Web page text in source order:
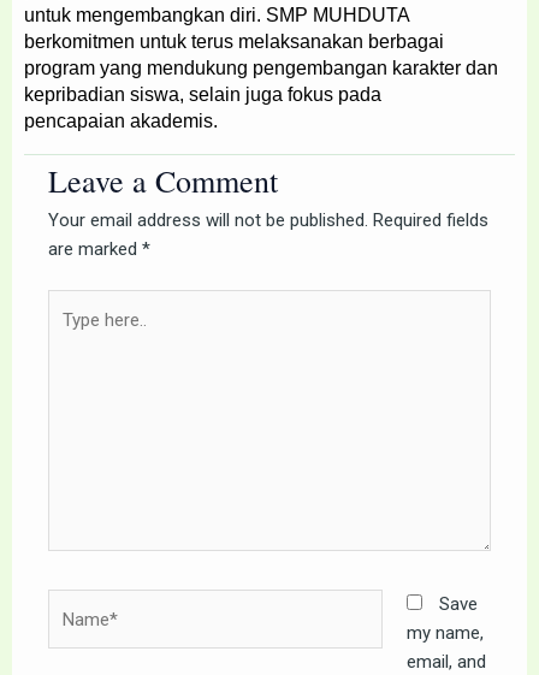
untuk mengembangkan diri. SMP MUHDUTA
berkomitmen untuk terus melaksanakan berbagai
program yang mendukung pengembangan karakter dan
kepribadian siswa, selain juga fokus pada
pencapaian akademis.
Leave a Comment
Your email address will not be published. Required fields
are marked *
here..
Save
my name,
email, and